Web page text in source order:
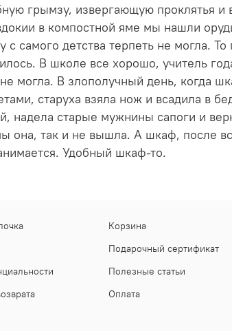
грымзу, извергающую проклятья
в компостной яме мы нашли
с самого детства терпеть не могла.
В школе все хорошо, учитель
могла. В злополучный день, когда
старуха взяла нож и всадила в
надела старые мужнины сапоги и
она, так и не вышла. А шкаф, после
Удобный шкаф-то.
Корзина
Подарочный сертификат
Полезные статьи
Оплата